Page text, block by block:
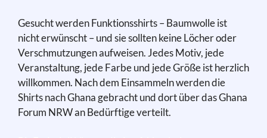
Gesucht werden Funktionsshirts – Baumwolle ist
nicht erwünscht – und sie sollten keine Löcher oder
Verschmutzungen aufweisen. Jedes Motiv, jede
Veranstaltung, jede Farbe und jede Größe ist herzlich
willkommen. Nach dem Einsammeln werden die
Shirts nach Ghana gebracht und dort über das Ghana
Forum NRW an Bedürftige verteilt.